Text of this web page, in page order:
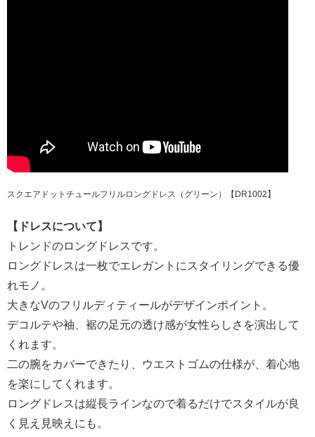
スクエアドットチュールフリルロングドレス（グリーン）【DR1002】
【ドレスについて】
トレンドのロングドレスです。
ロングドレスは一枚でエレガントにスタイリングできる優
れモノ。
大きなVのフリルディティールがデザインポイント。
デコルテや袖、裾の足元の透け感が女性らしさを演出して
くれます。
二の腕をカバーできたり、ウエストゴムの仕様が、着心地
を楽にしてくれます。
ロングドレスは縦長ラインなので着るだけでスタイルが良
く見え見映えにも。